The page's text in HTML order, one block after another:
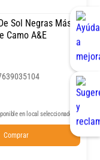
Sol Negras Más
Camo A&E
en local seleccionado
Comprar